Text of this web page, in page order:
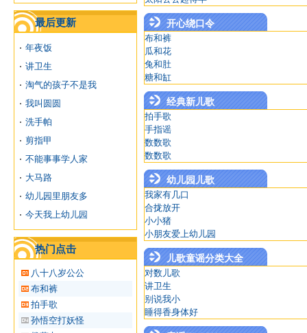
最后更新
年夜饭
讲卫生
淘气的孩子不是我
我叫圆圆
洗手帕
剪指甲
不能事事学人家
大马路
幼儿园里朋友多
今天我上幼儿园
热门点击
八十八岁公公
布和裤
拍手歌
孙悟空打妖怪
开心绕口令
布和裤
瓜和花
兔和肚
糖和缸
经典新儿歌
拍手歌
手指谣
数数歌
数数歌
幼儿园儿歌
我家有几口
合拢放开
小小猪
小朋友爱上幼儿园
儿歌童谣分类大全
对数儿歌
讲卫生
别说我小
睡得香身体好